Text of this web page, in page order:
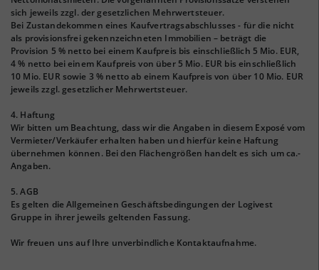
sich jeweils zzgl. der gesetzlichen Mehrwertsteuer.
Bei Zustandekommen eines Kaufvertragsabschlusses - für die nicht
als provisionsfrei gekennzeichneten Immobilien – beträgt die
Provision 5 % netto bei einem Kaufpreis bis einschließlich 5 Mio. EUR,
4 % netto bei einem Kaufpreis von über 5 Mio. EUR bis einschließlich
10 Mio. EUR sowie 3 % netto ab einem Kaufpreis von über 10 Mio. EUR
jeweils zzgl. gesetzlicher Mehrwertsteuer.
4. Haftung
Wir bitten um Beachtung, dass wir die Angaben in diesem Exposé vom
Vermieter/Verkäufer erhalten haben und hierfür keine Haftung
übernehmen können. Bei den Flächengrößen handelt es sich um ca.-
Angaben.
5. AGB
Es gelten die Allgemeinen Geschäftsbedingungen der Logivest
Gruppe in ihrer jeweils geltenden Fassung.
Wir freuen uns auf Ihre unverbindliche Kontaktaufnahme.